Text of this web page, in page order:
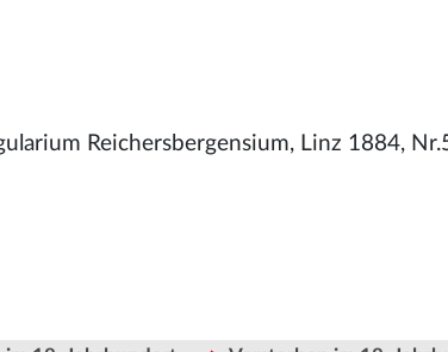
Reichersbergensium, Linz 1884,